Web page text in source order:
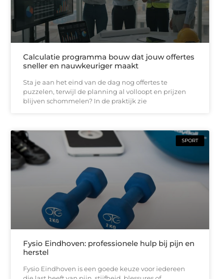
Calculatie programma bouw dat jouw offertes
sneller en nauwkeuriger maakt
Sta je aan het eind van de dag nog offertes te
puzzelen, terwijl de planning al volloopt en prijzen
blijven schommelen? In de praktijk zie
SPORT
Fysio Eindhoven: professionele hulp bij pijn en
herstel
Fysio Eindhoven is een goede keuze voor iedereen